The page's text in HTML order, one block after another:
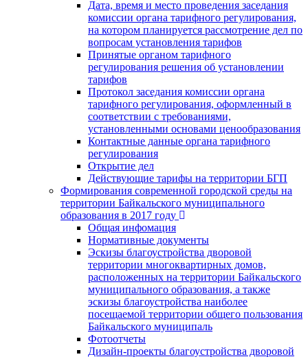
Дата, время и место проведения заседания
комиссии органа тарифного регулирования,
на котором планируется рассмотрение дел по
вопросам установления тарифов
Принятые органом тарифного
регулирования решения об установлении
тарифов
Протокол заседания комиссии органа
тарифного регулирования, оформленный в
соответствии с требованиями,
установленными основами ценообразования
Контактные данные органа тарифного
регулирования
Открытие дел
Действующие тарифы на территории БГП
Формирования современной городской среды на
территории Байкальского муниципального
образования в 2017 году
Общая инфомация
Нормативные документы
Эскизы благоустройства дворовой
территории многоквартирных домов,
расположенных на территории Байкальского
муниципального образования, а также
эскизы благоустройства наиболее
посещаемой территории общего пользования
Байкальского муниципаль
Фотоотчеты
Дизайн-проекты благоустройства дворовой